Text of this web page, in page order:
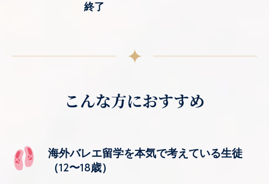
終了
こんな方におすすめ
海外バレエ留学を本気で考えている生徒
（12〜18歳）